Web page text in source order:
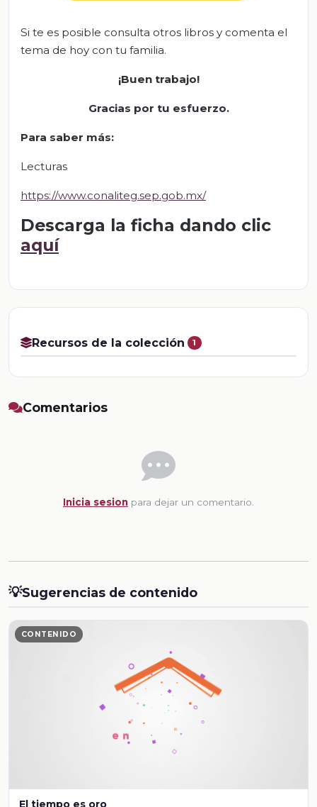
Si te es posible consulta otros libros y comenta el
tema de hoy con tu familia.
¡Buen trabajo!
Gracias por tu esfuerzo.
Para saber más:
Lecturas
https://www.conaliteg.sep.gob.mx/
Descarga la ficha dando clic
aquí
Recursos de la colección 1
Comentarios
Inicia sesion para dejar un comentario.
💡Sugerencias de contenido
CONTENIDO
El tiempo es oro